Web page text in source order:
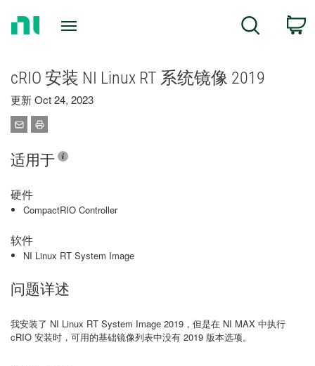
Search
cRIO 安装 NI Linux RT 系统镜像 2019
更新 Oct 24, 2023
适用于
硬件
CompactRIO Controller
软件
NI Linux RT System Image
问题详述
我安装了 NI Linux RT System Image 2019，但是在 NI MAX 中执行
cRIO 安装时，可用的基础镜像列表中没有 2019 版本选项。